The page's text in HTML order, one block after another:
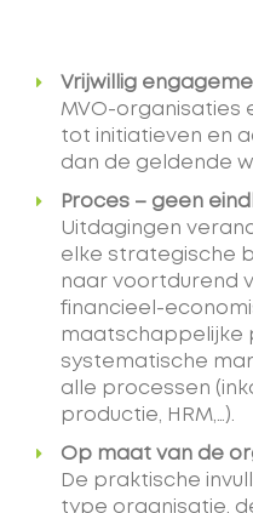
Vrijwillig
MVO-organisaties
tot initiatieven en
dan de geldende
Proces – geen
Uitdagingen
elke strategische
naar voortdurend
financieel-
maatschappelijke
systematische
alle processen
productie, HRM,…).
Op maat van de
De praktische
type organisatie,